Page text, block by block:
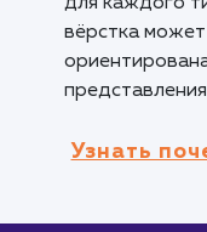
поисковые
использует